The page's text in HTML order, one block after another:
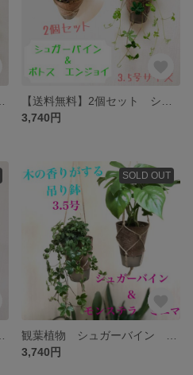
3,740円
SOLD OUT
3,740円